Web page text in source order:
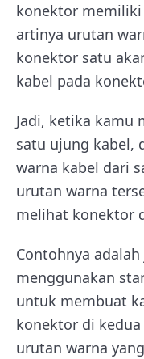
konektor
artinya urutan
konektor satu
kabel pada
Jadi, ketika kamu
satu ujung kabel,
warna kabel dari
urutan warna
melihat konektor
Contohnya
menggunakan
untuk membuat
konektor di
urutan warna